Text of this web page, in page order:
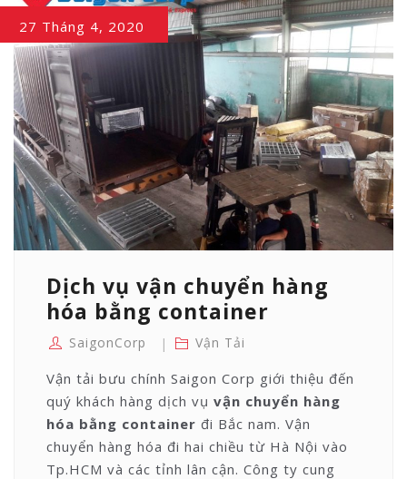
DÀI
27 Tháng 4, 2020
Dịch vụ vận chuyển hàng
hóa bằng container
SaigonCorp Vận Tải
Vận tải bưu chính Saigon Corp giới thiệu đến
quý khách hàng dịch vụ vận chuyển hàng
hóa bằng container đi Bắc nam. Vận
chuyển hàng hóa đi hai chiều từ Hà Nội vào
Tp.HCM và các tỉnh lân cận. Công ty cung